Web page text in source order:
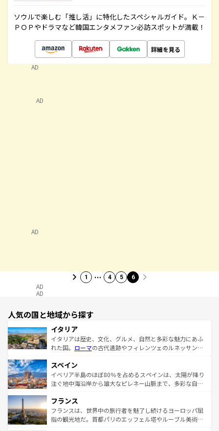
ソウルで楽しむ「推し活」に特化したスペシャルガイド。Ｋ－
ＰＯＰやドラマなど韓国エンタメファン必訪スポットが満載！
詳細を見る
AD
AD
1 … 4 5 6
AD
AD
人気の国と地域から探す
イタリア
イタリアは歴史、文化、グルメ、自然と多彩な魅力にあふ
れた国。 ローマの古代遺跡やフィレンツェのルネッサンス
ろん、トスカーナの美しい田園風景やアマルフィ海岸の絶
景など、自然景観も見逃せない。観光の合間には、本場の
ピザやパスタなど、絶品のイタリア料理を堪能することも
ませてくれるイタリアで、忘れられない旅をしてみよう！
なお、新着のイタリア情報はコンテンツ一覧 を参照してほ
しい。
スペイン
イベリア半島のほぼ80％を占めるスペインは、太陽が降り
注ぐ地中海沿岸から雄大なピレネー山脈まで、多彩な自然
文化が根付くこの国では、情熱的なフラメンコ、熱気あふ
れる闘牛、そして美味しいタパスが生活の一部となってい
る。首都マドリードの洗練された雰囲気や、バルセロナの
フランス
フランスは、世界中の旅行者を魅了し続けるヨーロッパ屈
指の観光地だ。首都パリのエッフェル塔やルーブル美術館
AD